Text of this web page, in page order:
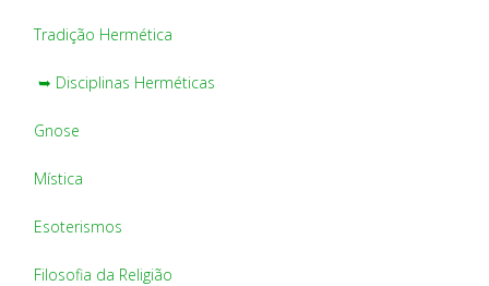
Tradição Hermética
➥ Disciplinas Herméticas
Gnose
Mística
Esoterismos
Filosofia da Religião